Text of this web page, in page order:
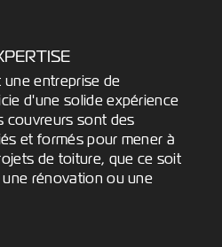
entreprise de
d'une solide expérience
couvreurs sont des
et formés pour mener à
de toiture, que ce soit
rénovation ou une